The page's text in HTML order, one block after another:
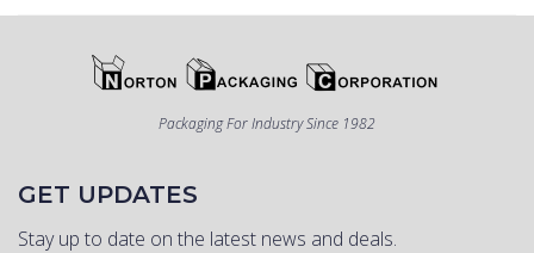
Packaging For Industry Since 1982
GET UPDATES
Stay up to date on the latest news and deals.